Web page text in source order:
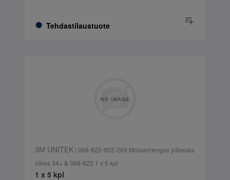
Tehdastilaustuote
3M UNITEK| 068-822-952-269 Molaarirengas yläleuka
oikea 34+ & 068-822 1 x 5 kpl
1 x 5 kpl